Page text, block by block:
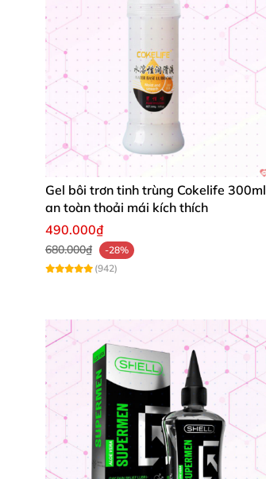
Gel bôi trơn tinh trùng Cokelife 300ml
an toàn thoải mái kích thích
490.000₫
680.000₫
-28%
(942)